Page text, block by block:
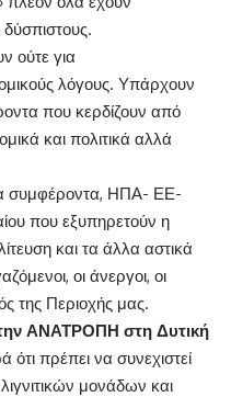
ούτε για
λόγους. Υπάρχουν
που κερδίζουν από
και πολιτικά αλλά
συμφέροντα, ΗΠΑ- ΕΕ-
που εξυπηρετούν η
και τα άλλα αστικά
οι άνεργοι, οι
της Περιοχής μας.
ΑΝΑΤΡΟΠΗ στη Δυτική
ότι πρέπει να συνεχιστεί
μονάδων και